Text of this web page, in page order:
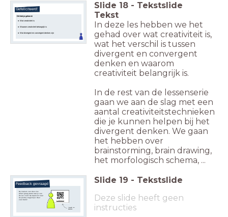
Wat creativiteit is
Waarom creativiteit belangrijk is
Wat divergent en convergent denken zijn
Dit heb je geleerd:
Gefeliciteerd! Slide 18 - Tekstslide
Tekst
In deze les hebben we het
gehad over wat creativiteit is,
wat het verschil is tussen
divergent en convergent
denken en waarom
creativiteit belangrijk is.
In de rest van de lessenserie
gaan we aan de slag met een
aantal creativiteitstechnieken
die je kunnen helpen bij het
divergent denken. We gaan
het hebben over
brainstorming, brain drawing,
het morfologisch schema, ...
De makers van deze les
willen graag weten wat je van
de les vond. Ga daarvoor naar
de (korte) vragenlijst. Heel
veel dank!
Feedback gevraagd
Vragenlijst voor
docenten
ut.onl/docent4tu
Slide 19 - Tekstslide
Deze slide heeft geen
instructies